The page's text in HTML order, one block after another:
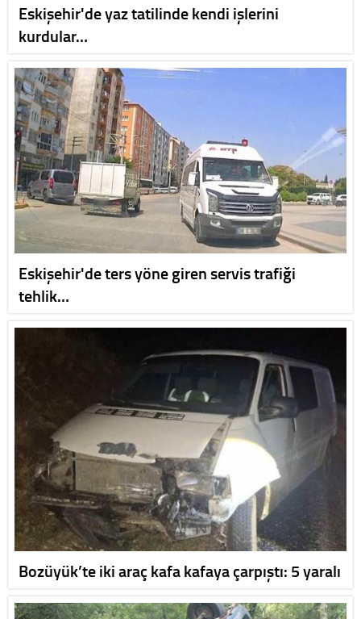
Eskişehir'de yaz tatilinde kendi işlerini
kurdular…
Eskişehir'de ters yöne giren servis trafiği
tehlik…
Bozüyük’te iki araç kafa kafaya çarpıştı: 5 yaralı